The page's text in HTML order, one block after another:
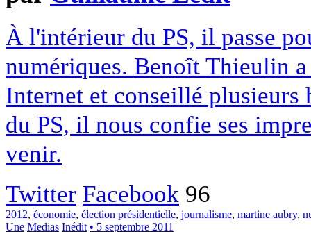
À l'intérieur du PS, il passe
numériques. Benoît Thieulin
Internet et conseillé plusieurs
du PS, il nous confie ses
venir.
Twitter Facebook 96
2012, économie, élection présidentielle, journalisme, martine aubry,
Une Medias Inédit • 5 septembre 2011